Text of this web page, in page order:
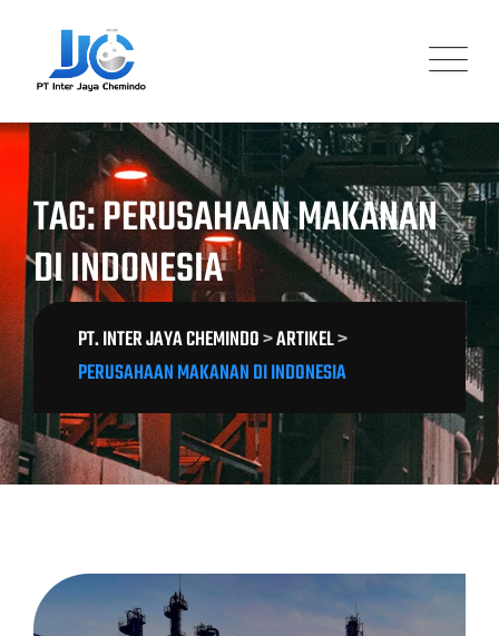
content
TAG: PERUSAHAAN MAKANAN
DI INDONESIA
PT. INTER JAYA CHEMINDO>ARTIKEL>
PERUSAHAAN MAKANAN DI INDONESIA